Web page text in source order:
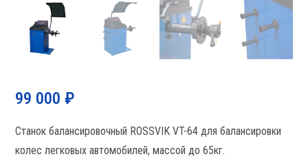
99 000₽
Станок балансировочный ROSSVIK VT-64 для балансировки
колес легковых автомобилей, массой до 65кг.